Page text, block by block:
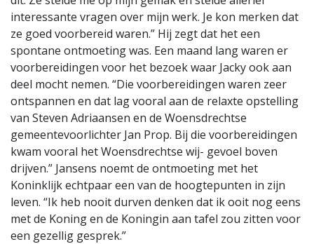
interessante vragen over mijn werk. Je kon merken dat
ze goed voorbereid waren.” Hij zegt dat het een
spontane ontmoeting was. Een maand lang waren er
voorbereidingen voor het bezoek waar Jacky ook aan
deel mocht nemen. “Die voorbereidingen waren zeer
ontspannen en dat lag vooral aan de relaxte opstelling
van Steven Adriaansen en de Woensdrechtse
gemeentevoorlichter Jan Prop. Bij die voorbereidingen
kwam vooral het Woensdrechtse wij- gevoel boven
drijven.” Jansens noemt de ontmoeting met het
Koninklijk echtpaar een van de hoogtepunten in zijn
leven. “Ik heb nooit durven denken dat ik ooit nog eens
met de Koning en de Koningin aan tafel zou zitten voor
een gezellig gesprek.”